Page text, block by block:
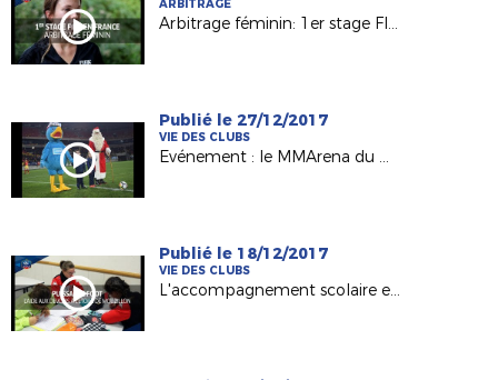
ARBITRAGE
Arbitrage féminin: 1er stage FIFA en France
Publié le 27/12/2017
VIE DES CLUBS
Evénement : le MMArena du Mans FC en mode Noël !
Publié le 18/12/2017
VIE DES CLUBS
L'accompagnement scolaire en lumière avec l'Etoile Mouzillonnaise